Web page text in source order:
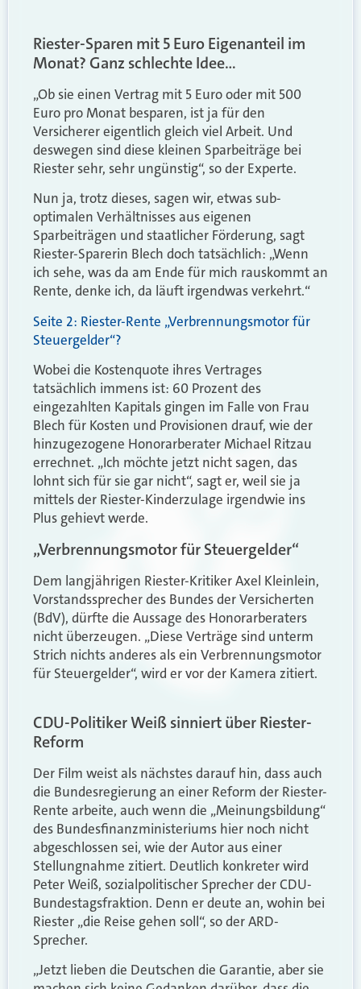
Riester-Sparen mit 5 Euro Eigenanteil im
Monat? Ganz schlechte Idee…
„Ob sie einen Vertrag mit 5 Euro oder mit 500
Euro pro Monat besparen, ist ja für den
Versicherer eigentlich gleich viel Arbeit. Und
deswegen sind diese kleinen Sparbeiträge bei
Riester sehr, sehr ungünstig“, so der Experte.
Nun ja, trotz dieses, sagen wir, etwas sub-
optimalen Verhältnisses aus eigenen
Sparbeiträgen und staatlicher Förderung, sagt
Riester-Sparerin Blech doch tatsächlich: „Wenn
ich sehe, was da am Ende für mich rauskommt an
Rente, denke ich, da läuft irgendwas verkehrt.“
Seite 2: Riester-Rente „Verbrennungsmotor für
Steuergelder“?
Wobei die Kostenquote ihres Vertrages
tatsächlich immens ist: 60 Prozent des
eingezahlten Kapitals gingen im Falle von Frau
Blech für Kosten und Provisionen drauf, wie der
hinzugezogene Honorarberater Michael Ritzau
errechnet. „Ich möchte jetzt nicht sagen, das
lohnt sich für sie gar nicht“, sagt er, weil sie ja
mittels der Riester-Kinderzulage irgendwie ins
Plus gehievt werde.
„Verbrennungsmotor für Steuergelder“
Dem langjährigen Riester-Kritiker Axel Kleinlein,
Vorstandssprecher des Bundes der Versicherten
(BdV), dürfte die Aussage des Honorarberaters
nicht überzeugen. „Diese Verträge sind unterm
Strich nichts anderes als ein Verbrennungsmotor
für Steuergelder“, wird er vor der Kamera zitiert.
CDU-Politiker Weiß sinniert über Riester-
Reform
Der Film weist als nächstes darauf hin, dass auch
die Bundesregierung an einer Reform der Riester-
Rente arbeite, auch wenn die „Meinungsbildung“
des Bundesfinanzministeriums hier noch nicht
abgeschlossen sei, wie der Autor aus einer
Stellungnahme zitiert. Deutlich konkreter wird
Peter Weiß, sozialpolitischer Sprecher der CDU-
Bundestagsfraktion. Denn er deute an, wohin bei
Riester „die Reise gehen soll“, so der ARD-
Sprecher.
„Jetzt lieben die Deutschen die Garantie, aber sie